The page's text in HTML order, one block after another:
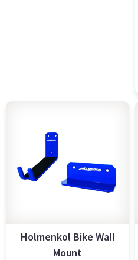
Holmenkol Bike Wall
Mount